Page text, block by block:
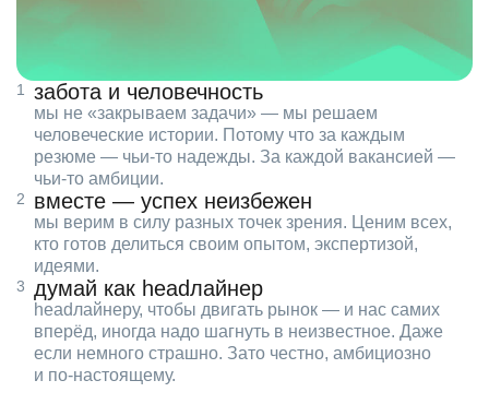
забота и человечность
мы не «закрываем задачи» — мы решаем
человеческие истории. Потому что за каждым
резюме — чьи‑то надежды. За каждой вакансией —
чьи‑то амбиции.
вместе — успех неизбежен
мы верим в силу разных точек зрения. Ценим всех,
кто готов делиться своим опытом, экспертизой,
идеями.
думай как headлайнер
headлайнеру, чтобы двигать рынок — и нас самих
вперёд, иногда надо шагнуть в неизвестное. Даже
если немного страшно. Зато честно, амбициозно
и по‑настоящему.